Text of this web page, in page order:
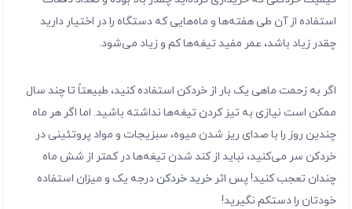
استفاده از آن طی هفته‌ها و ماه‌هایی که دستگاه را در اختیار دارید
چقدر زیاد باشد، عمر مفید تیغه‌ها کم و زیاد می‌شود.
اگر به زحمت ماهی یک بار از خردکن استفاده کنید، طبیعتاً تا چند سال
ممکن است نیازی به تیز کردن تیغه‌ها نداشته باشید. اما اگر هر ماه
چندین روز را با صدای ریز شدن میوه، سبزیجات و مواد پروتئینی در
خردکن سر می‌کنید، نباید از کند شدن تیغه‌ها در کمتر از شش ماه
چندان تعجب کنید! پس اثر خرید خردکندرجه یک و میزان استفاده
خودتان را دستکم نگیرید!